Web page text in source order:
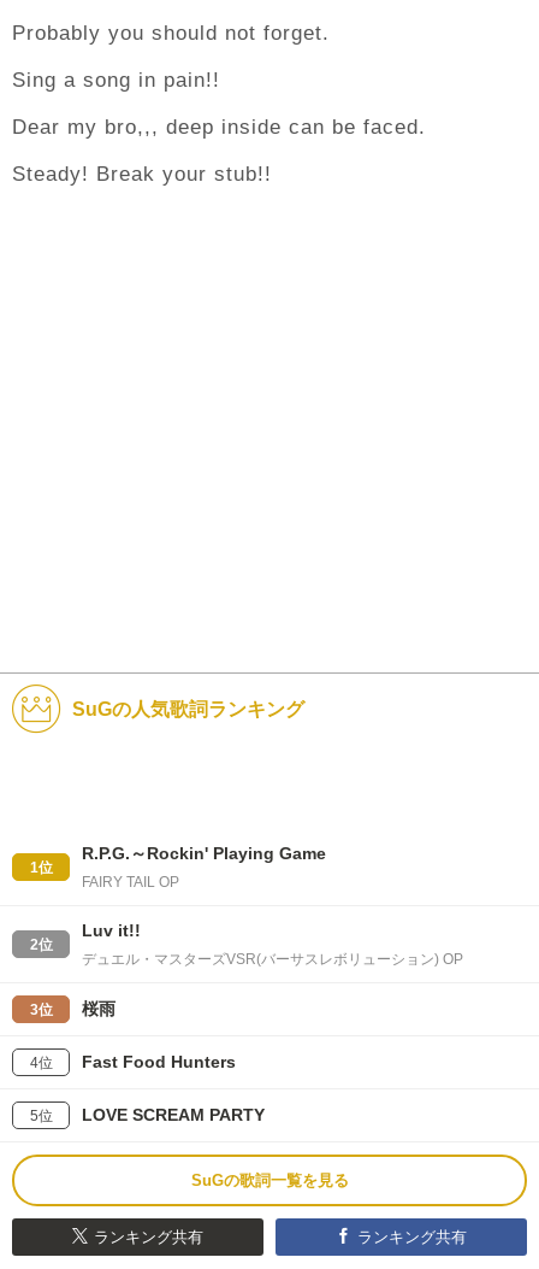
Probably you should not forget.
Sing a song in pain!!
Dear my bro,,, deep inside can be faced.
Steady! Break your stub!!
SuGの人気歌詞ランキング
1位
R.P.G.～Rockin' Playing Game
FAIRY TAIL OP
2位
Luv it!!
デュエル・マスターズVSR(バーサスレボリューション) OP
3位 桜雨
4位 Fast Food Hunters
5位 LOVE SCREAM PARTY
SuGの歌詞一覧を見る
ランキング共有 ランキング共有